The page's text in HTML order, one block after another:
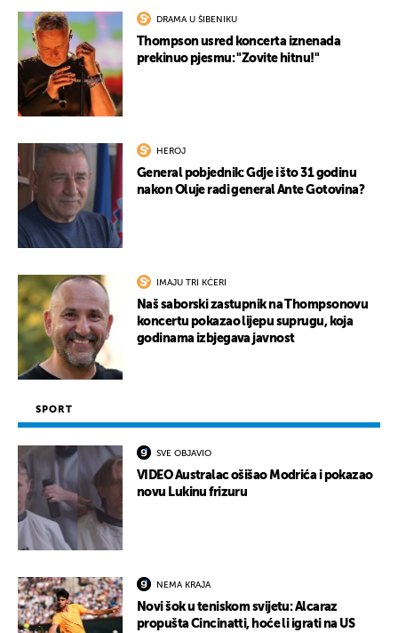
DRAMA U ŠIBENIKU
Thompson usred koncerta iznenada
prekinuo pjesmu: "Zovite hitnu!"
HEROJ
General pobjednik: Gdje i što 31 godinu
nakon Oluje radi general Ante Gotovina?
IMAJU TRI KĆERI
Naš saborski zastupnik na Thompsonovu
koncertu pokazao lijepu suprugu, koja
godinama izbjegava javnost
SPORT
SVE OBJAVIO
VIDEO Australac ošišao Modrića i pokazao
novu Lukinu frizuru
NEMA KRAJA
Novi šok u teniskom svijetu: Alcaraz
propušta Cincinatti, hoće li igrati na US